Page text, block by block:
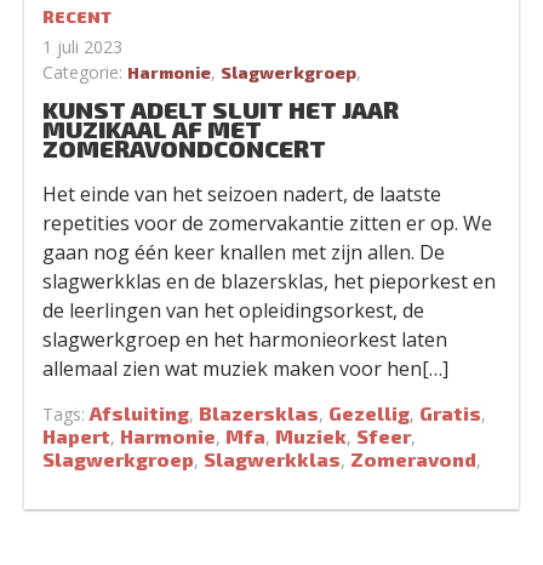
RECENT
1 juli 2023
Categorie: Harmonie, Slagwerkgroep,
KUNST ADELT SLUIT HET JAAR
MUZIKAAL AF MET
ZOMERAVONDCONCERT
Het einde van het seizoen nadert, de laatste
repetities voor de zomervakantie zitten er op. We
gaan nog één keer knallen met zijn allen. De
slagwerkklas en de blazersklas, het pieporkest en
de leerlingen van het opleidingsorkest, de
slagwerkgroep en het harmonieorkest laten
allemaal zien wat muziek maken voor hen[…]
Tags:Afsluiting, Blazersklas, Gezellig, Gratis,
Hapert, Harmonie, Mfa, Muziek, Sfeer,
Slagwerkgroep, Slagwerkklas, Zomeravond,